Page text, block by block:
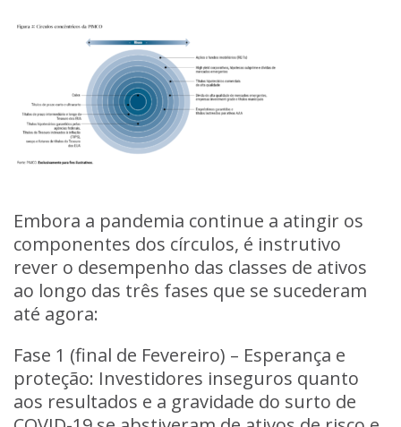
Embora a pandemia continue a atingir os
componentes dos círculos, é instrutivo
rever o desempenho das classes de ativos
ao longo das três fases que se sucederam
até agora:
Fase 1 (final de Fevereiro) – Esperança e
proteção: Investidores inseguros quanto
aos resultados e a gravidade do surto de